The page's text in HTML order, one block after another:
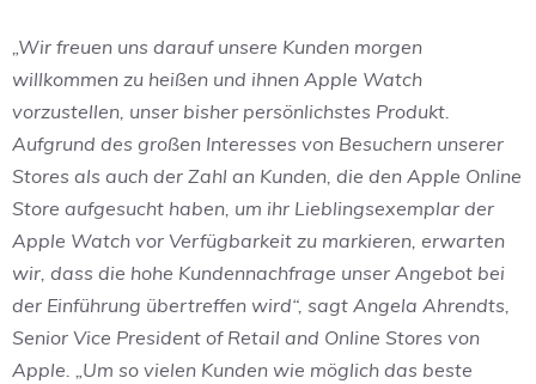
„Wir freuen uns darauf unsere Kunden morgen
willkommen zu heißen und ihnen Apple Watch
vorzustellen, unser bisher persönlichstes Produkt.
Aufgrund des großen Interesses von Besuchern unserer
Stores als auch der Zahl an Kunden, die den Apple Online
Store aufgesucht haben, um ihr Lieblingsexemplar der
Apple Watch vor Verfügbarkeit zu markieren, erwarten
wir, dass die hohe Kundennachfrage unser Angebot bei
der Einführung übertreffen wird“, sagt Angela Ahrendts,
Senior Vice President of Retail and Online Stores von
Apple. „Um so vielen Kunden wie möglich das beste